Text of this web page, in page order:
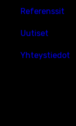
Referenssit
Uutiset
Yhteystiedot